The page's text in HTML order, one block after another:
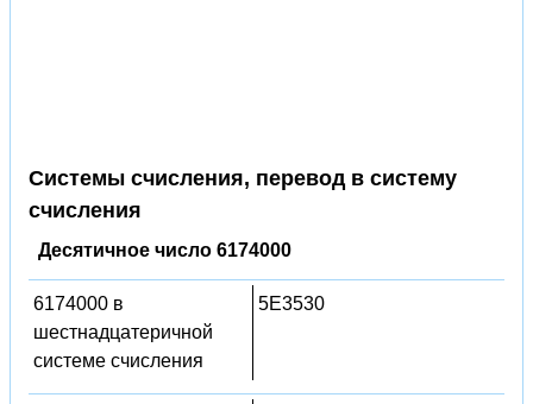
Системы счисления, перевод в систему
счисления
Десятичное число 6174000
6174000 в
шестнадцатеричной
системе счисления
5E3530